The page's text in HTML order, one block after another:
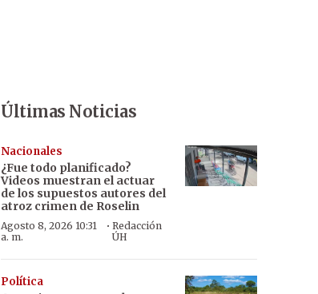
Últimas Noticias
Nacionales
¿Fue todo planificado?
Videos muestran el actuar
de los supuestos autores del
atroz crimen de Roselin
Agosto 8, 2026 10:31
a. m.
· Redacción
ÚH
Política